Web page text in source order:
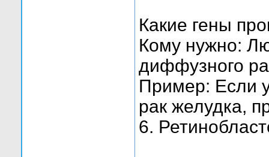
Какие гены
Кому нужно:
диффузного
Пример: Если
рак желудка,
6.